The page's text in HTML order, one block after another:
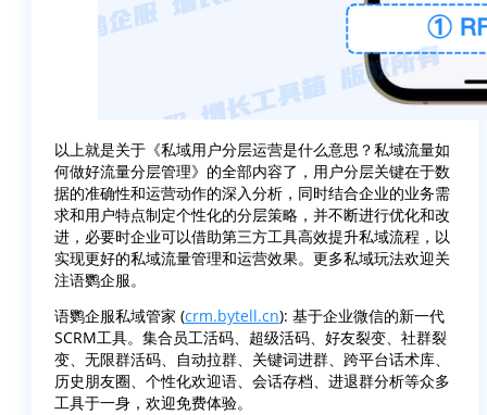
以上就是关于《私域用户分层运营是什么意思？私域流量如
何做好流量分层管理》的全部内容了，用户分层关键在于数
据的准确性和运营动作的深入分析，同时结合企业的业务需
求和用户特点制定个性化的分层策略，并不断进行优化和改
进，必要时企业可以借助第三方工具高效提升私域流程，以
实现更好的私域流量管理和运营效果。更多私域玩法欢迎关
注语鹦企服。
语鹦企服私域管家 (crm.bytell.cn): 基于企业微信的新一代
SCRM工具。集合员工活码、超级活码、好友裂变、社群裂
变、无限群活码、自动拉群、关键词进群、跨平台话术库、
历史朋友圈、个性化欢迎语、会话存档、进退群分析等众多
工具于一身，欢迎免费体验。